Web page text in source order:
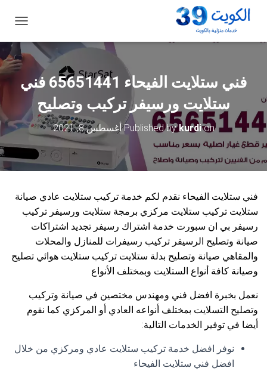
ب
د
ي
ا
ن
ق
ل
فني ستلايت الفيحاء 65651441 فني
ستلايت ورسيفر تركيب وتصليح
Published bykurdion أغسطس 8, 2021
فني ستلايت الفيحاء نقدم لكم خدمة تركيب ستلايت عادي صيانة
ستلايت تركيب ستلايت مركزي برمجة ستلايت ورسيفر تركيب
رسيفر بي ان سبورت خدمة اشتراك رسيفر تجديد اشتراكات
صيانة وتصليح الرسيفر تركيب رسيفرات للمنازل والمحلات
والمقاهي صيانة وتصليح بدلة ستلايت تركيب ستلايت هوائي تصليح
وصيانة كافة أنواع الستلايت وبمختلف الأنواع
نعمل بخبرة افضل فني ومهندس مختصين في صيانة وتركيب
وتصليح التسلايت بمختلف أنواعه العادي أو المركزي كما نقوم
أيضا في توفير الخدمات التالية:
نوفر افضل خدمة تركيب ستلايت عادي ومركزي من خلال
افضل فني ستلايت الفيحاء